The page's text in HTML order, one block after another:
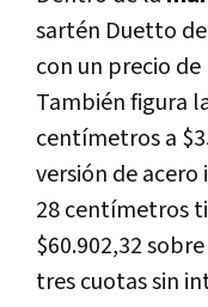
sartén Duetto
con un precio de
También figura
centímetros a
versión de
28 centímetros
$60.902,32
tres cuotas sin